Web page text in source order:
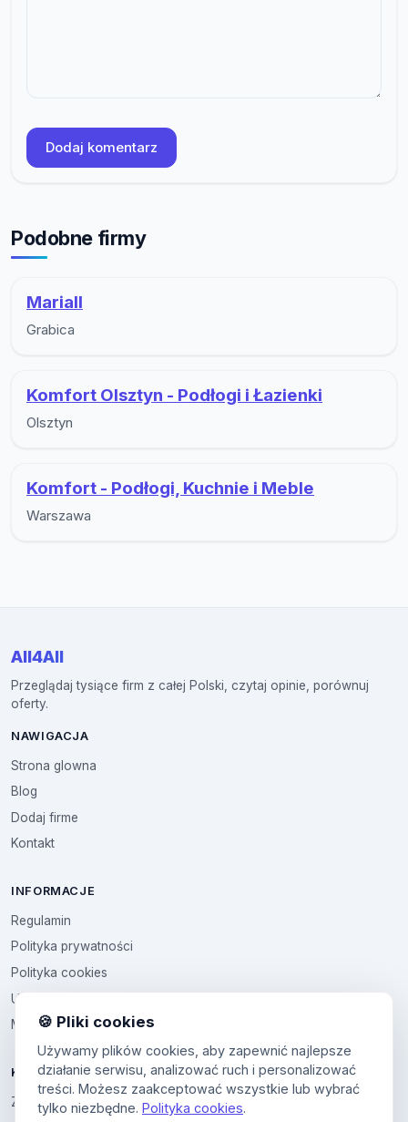
Dodaj komentarz
Podobne firmy
Mariall
Grabica
Komfort Olsztyn - Podłogi i Łazienki
Olsztyn
Komfort - Podłogi, Kuchnie i Meble
Warszawa
All4All
Przeglądaj tysiące firm z całej Polski, czytaj opinie, porównuj
oferty.
NAWIGACJA
Strona glowna
Blog
Dodaj firme
Kontakt
INFORMACJE
Regulamin
Polityka prywatności
Polityka cookies
Ustawienia cookies
Multikod
KONTO
Zaloguj sie
🍪 Pliki cookies
Używamy plików cookies, aby zapewnić najlepsze
działanie serwisu, analizować ruch i personalizować
treści. Możesz zaakceptować wszystkie lub wybrać
tylko niezbędne. Polityka cookies.